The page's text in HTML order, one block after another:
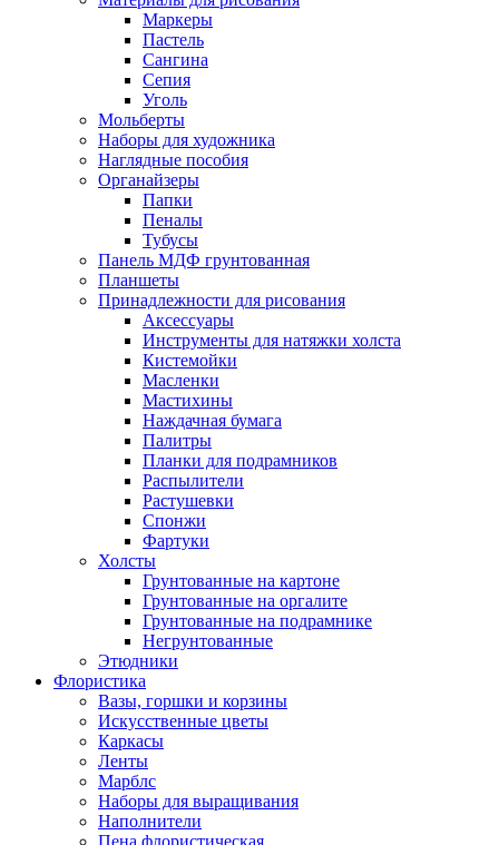
Маркеры
Пастель
Сангина
Сепия
Уголь
Мольберты
Наборы для художника
Наглядные пособия
Органайзеры
Папки
Пеналы
Тубусы
Панель МДФ грунтованная
Планшеты
Принадлежности для рисования
Аксессуары
Инструменты для натяжки холста
Кистемойки
Масленки
Мастихины
Наждачная бумага
Палитры
Планки для подрамников
Распылители
Растушевки
Спонжи
Фартуки
Холсты
Грунтованные на картоне
Грунтованные на оргалите
Грунтованные на подрамнике
Негрунтованные
Этюдники
Флористика
Вазы, горшки и корзины
Искусственные цветы
Каркасы
Ленты
Марблс
Наборы для выращивания
Наполнители
Пена флористическая